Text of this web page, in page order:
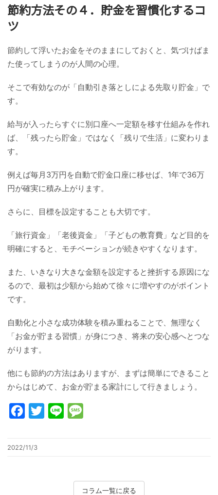
節約方法その４．貯金を習慣化するコ
ツ
節約して浮いたお金をそのままにしておくと、気づけばま
た使ってしまうのが人間の心理。
そこで有効なのが「自動引き落としによる先取り貯金」で
す。
給与が入ったらすぐに別口座へ一定額を移す仕組みを作れ
ば、「残ったら貯金」ではなく「残りで生活」に変わりま
す。
例えば毎月3万円を自動で貯金口座に移せば、1年で36万
円が確実に積み上がります。
さらに、目標を設定することも大切です。
「旅行資金」「老後資金」「子どもの教育費」など目的を
明確にすると、モチベーションが続きやすくなります。
また、いきなり大きな金額を設定すると挫折する原因にな
るので、最初は少額から始めて徐々に増やすのがポイント
です。
自動化と小さな成功体験を積み重ねることで、無理なく
「お金が貯まる習慣」が身につき、将来の安心感へとつな
がります。
他にも節約の方法はありますが、まずは簡単にできること
からはじめて、お金が貯まる家計にして行きましょう。
Facebook
Twitter
Line
2022/11/3
コラム一覧に戻る